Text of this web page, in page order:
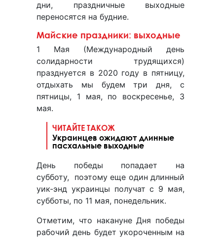
дни, праздничные выходные
переносятся на будние.
Майские праздники: выходные
1 Мая (Международный день
солидарности трудящихся)
празднуется в 2020 году в пятницу,
отдыхать мы будем три дня, с
пятницы, 1 мая, по воскресенье, 3
мая.
ЧИТАЙТЕ ТАКОЖ
Украинцев ожидают длинные
пасхальные выходные
День победы попадает на
субботу, поэтому еще один длинный
уик-энд украинцы получат с 9 мая,
субботы, по 11 мая, понедельник.
Отметим, что накануне Дня победы
рабочий день будет укороченным на